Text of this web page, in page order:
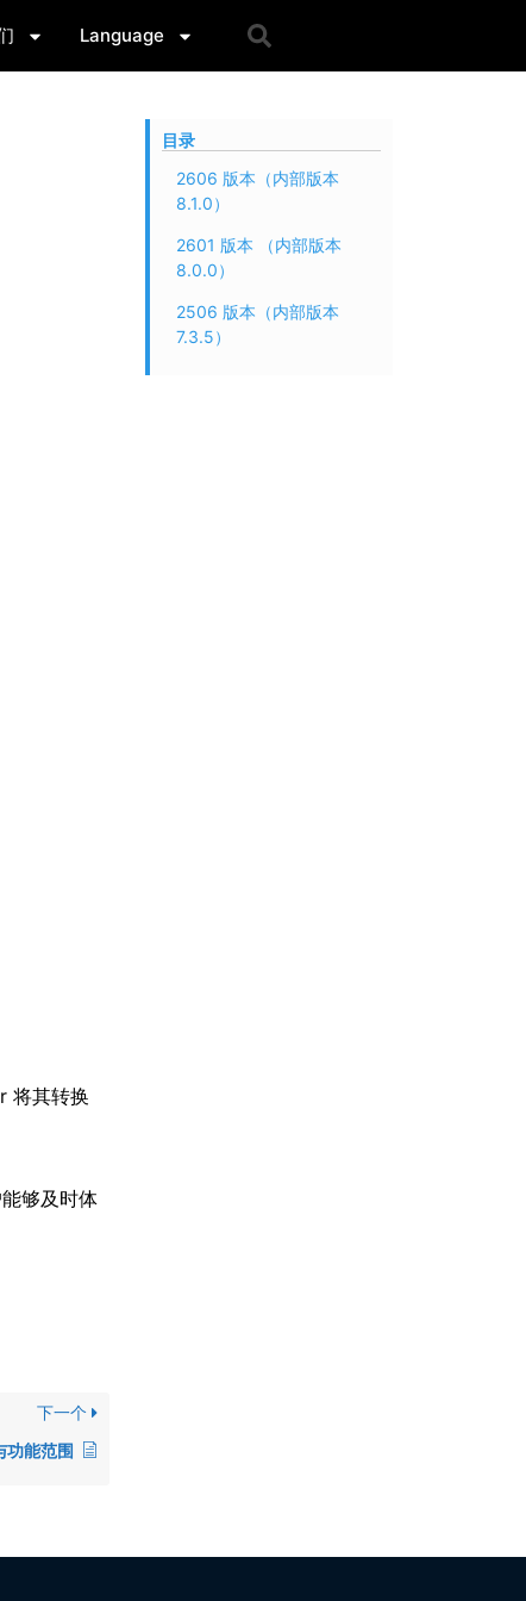
Language
将其转换
够及时体
下一个
功能范围
目录
2606 版本（内部版本
8.1.0）
2601 版本 （内部版本
8.0.0）
2506 版本（内部版本
7.3.5）